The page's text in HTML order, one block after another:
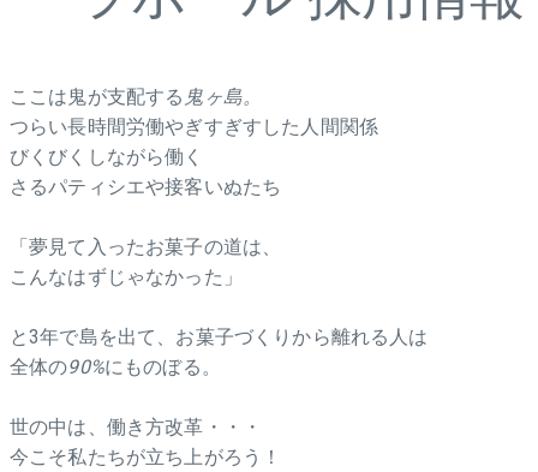
ここは鬼が支配する 鬼ヶ島。
つらい長時間労働やぎすぎすした人間関係
びくびくしながら働く
さるパティシエや接客いぬたち
「夢見て入ったお菓子の道は、
こんなはずじゃなかった」
と3年で島を出て、お菓子づくりから離れる人は
全体の90%にものぼる。
世の中は、働き方改革・・・
今こそ私たちが立ち上がろう！